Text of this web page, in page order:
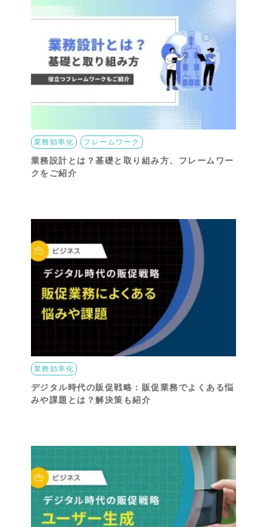
業務効率化 フレームワーク
業務設計とは？基礎と取り組み方、フレームワー
クをご紹介
業務効率化
デジタル時代の販促戦略：販促業務でよくある悩
みや課題とは？解決策も紹介